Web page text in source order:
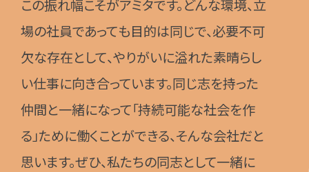
この振れ幅こそがアミタです。どんな環境、立
場の社員であっても目的は同じで、必要不可
欠な存在として、やりがいに溢れた素晴らし
い仕事に向き合っています。同じ志を持った
仲間と一緒になって「持続可能な社会を作
る」ために働くことができる、そんな会社だと
思います。ぜひ、私たちの同志として一緒に